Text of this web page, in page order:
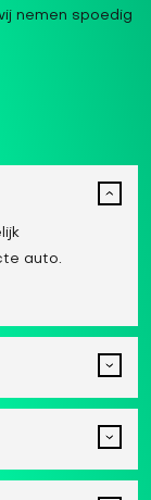
nemen spoedig
auto.